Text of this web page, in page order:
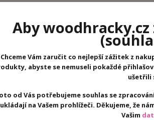
Aby
Chceme Vám zaručit co nejlepší zážitek z
abyste se nemuseli pokaždé
ušetřili
od Vás potřebujeme souhlas se
ukládají na Vašem prohlížeči. Děkujeme, že
Vašim